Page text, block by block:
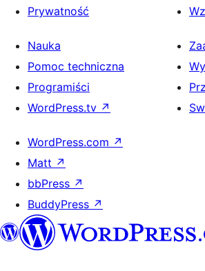
Prywatność
Nauka
Pomoc techniczna
Programiści
WordPress.tv ↗
WordPress.com ↗
Matt ↗
bbPress ↗
BuddyPress ↗